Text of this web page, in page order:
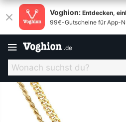
Voghion: Entdecken,
en
99€-Gutscheine für App-
.de